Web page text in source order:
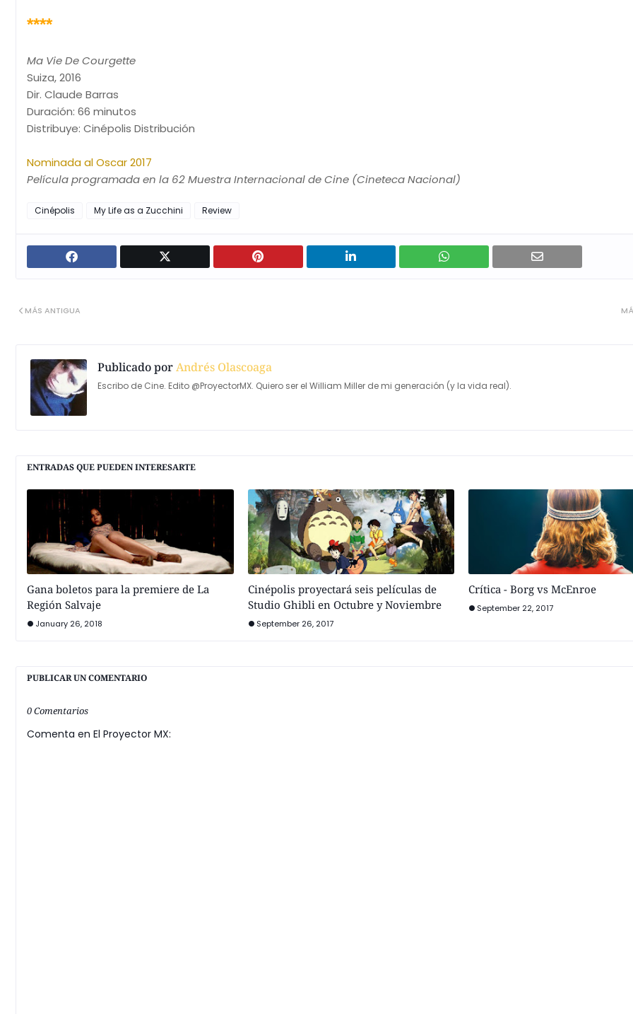
****
Ma Vie De Courgette
Suiza, 2016
Dir. Claude Barras
Duración: 66 minutos
Distribuye: Cinépolis Distribución
Nominada al Oscar 2017
Película programada en la 62 Muestra Internacional de Cine (Cineteca Nacional)
Cinépolis My Life as a Zucchini Review
MÁS ANTIGUA
Publicado porAndrés Olascoaga
Escribo de Cine. Edito @ProyectorMX. Quiero ser el William Miller de mi generación (y la vida real).
ENTRADAS QUE PUEDEN INTERESARTE
Gana boletos para la premiere de La
Región Salvaje
January 26, 2018
Cinépolis proyectará seis películas de
Studio Ghibli en Octubre y Noviembre
September 26, 2017
Crítica - Borg vs McEnroe
September 22, 2017
PUBLICAR UN COMENTARIO
0 Comentarios
Comenta en El Proyector MX: